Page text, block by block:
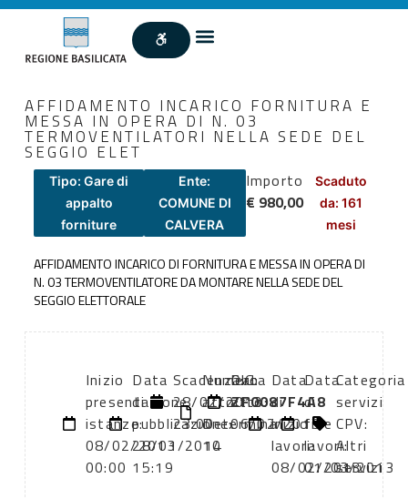
AFFIDAMENTO INCARICO FORNITURA E
MESSA IN OPERA DI N. 03
TERMOVENTILATORI NELLA SEDE DEL
SEGGIO ELET
Tipo: Gare di
appalto
forniture
Ente:
COMUNE DI
CALVERA
Importo
€ 980,00
Scaduto
da: 161
mesi
AFFIDAMENTO INCARICO DI FORNITURA E MESSA IN OPERA DI
N. 03 TERMOVENTILATORE DA MONTARE NELLA SEDE DEL
SEGGIO ELETTORALE
Inizio
presentazione
istanze:
08/02/2013
00:00
Data
di
pubblicazione:
28/01/2014
15:19
Scadenza:
28/02/2013
23:00
Numero
atto:
Determina
10
Data
atto:
06/02/2013
CIG:
ZF0087F4A8
Data
di
inizio
lavori:
08/02/2013
Data
di
fine
lavori:
01/03/2013
Categoria
servizi
CPV:
Altri
servizi